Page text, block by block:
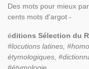
Des mots pour mieux
cents mots d'argot -
éditions Sélection du
#locutions latines,
étymologiques,